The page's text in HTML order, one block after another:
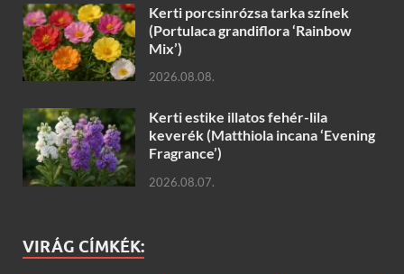
Kerti porcsinrózsa tarka színek
(Portulaca grandiflora ‘Rainbow
Mix’)
2026.08.08.
Kerti estike illatos fehér-lila
keverék (Matthiola incana ‘Evening
Fragrance’)
2026.08.07.
VIRÁG CÍMKÉK: